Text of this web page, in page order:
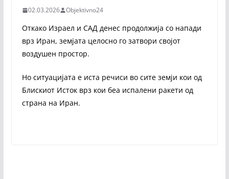
02.03.2026 Objektivno24
Откако Израел и САД денес продолжија со напади
врз Иран, земјата целосно го затвори својот
воздушен простор.
Но ситуацијата е иста речиси во сите земји кои од
Блискиот Исток врз кои беа испалени ракети од
страна на Иран.